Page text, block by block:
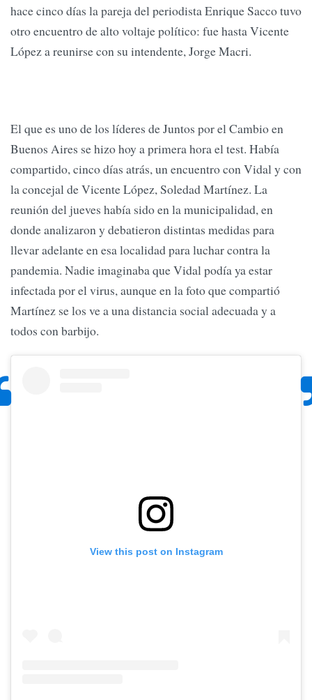
hace cinco días la pareja del periodista Enrique Sacco tuvo
otro encuentro de alto voltaje político: fue hasta Vicente
López a reunirse con su intendente, Jorge Macri.
El que es uno de los líderes de Juntos por el Cambio en
Buenos Aires se hizo hoy a primera hora el test. Había
compartido, cinco días atrás, un encuentro con Vidal y con
la concejal de Vicente López, Soledad Martínez. La
reunión del jueves había sido en la municipalidad, en
donde analizaron y debatieron distintas medidas para
llevar adelante en esa localidad para luchar contra la
pandemia. Nadie imaginaba que Vidal podía ya estar
infectada por el virus, aunque en la foto que compartió
Martínez se los ve a una distancia social adecuada y a
todos con barbijo.
View this post on Instagram